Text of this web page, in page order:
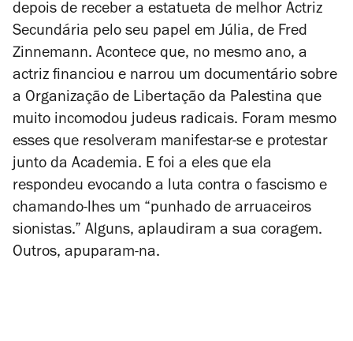
depois de receber a estatueta de melhor Actriz
Secundária pelo seu papel em Júlia, de Fred
Zinnemann. Acontece que, no mesmo ano, a
actriz financiou e narrou um documentário sobre
a Organização de Libertação da Palestina que
muito incomodou judeus radicais. Foram mesmo
esses que resolveram manifestar-se e protestar
junto da Academia. E foi a eles que ela
respondeu evocando a luta contra o fascismo e
chamando-lhes um “punhado de arruaceiros
sionistas.” Alguns, aplaudiram a sua coragem.
Outros, apuparam-na.